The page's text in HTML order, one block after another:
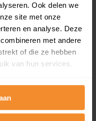
Ook delen we
site met onze
en analyse. Deze
met andere
of die ze hebben
van hun services.
Huurwoningen